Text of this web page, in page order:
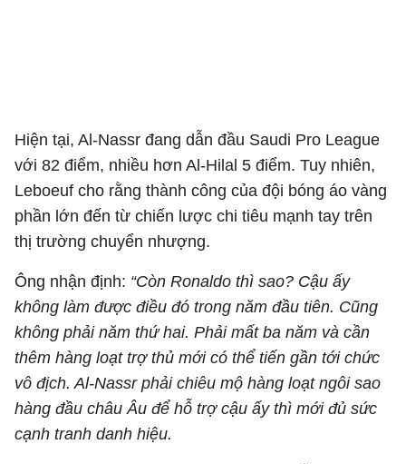
Hiện tại, Al-Nassr đang dẫn đầu Saudi Pro League
với 82 điểm, nhiều hơn Al-Hilal 5 điểm. Tuy nhiên,
Leboeuf cho rằng thành công của đội bóng áo vàng
phần lớn đến từ chiến lược chi tiêu mạnh tay trên
thị trường chuyển nhượng.
Ông nhận định: “Còn Ronaldo thì sao? Cậu ấy
không làm được điều đó trong năm đầu tiên. Cũng
không phải năm thứ hai. Phải mất ba năm và cần
thêm hàng loạt trợ thủ mới có thể tiến gần tới chức
vô địch. Al-Nassr phải chiêu mộ hàng loạt ngôi sao
hàng đầu châu Âu để hỗ trợ cậu ấy thì mới đủ sức
cạnh tranh danh hiệu.